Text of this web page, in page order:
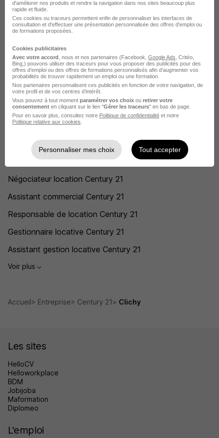
Century 21 Sainte-Maxime
Century 21 Annecy
Century 21 Lisses
Century 21 Rambouillet
Voir plus
Voir toutes les offres par ville chez Century 21
Postuler chez Century 21 par Métier
Conseiller immobilier Century 21
Négociateur location Century 21
Assistant commercial Century 21
Responsable de location Century 21
Gestionnaire locative Century 21
Assistant gestion locative Century 21
Voir plus
Accueil Entreprise Century 21 Clichy
Les sites
HelloCV
Helloworkplace
BDM
Jobijoba
Maformation
Diplomeo
L'emploi
d'améliorer nos produits et rendre la navigation dans nos sites beaucoup plus
rapide et fluide.
Ces cookies ou traceurs permettent enfin de personnaliser les interfaces de
consultation et d'effectuer une présentation personnalisée des offres d'emploi ou
de formations proposées.
Cookies publicitaires
Avec votre accord , nous et nos partenaires (Facebook, Google Ads , Critéo,
Bing,) pouvons utiliser des traceurs pour vous proposer des publicités pour des
offres d’emploi ou des offres de formations personnalisés afin d’augmenter vos
probabilités de trouver rapidement un emploi ou une formation.
Nos partenaires personnalisent ces publicités en fonction de votre navigation, de
votre profil et de vos centres d’intérêt.
Vous pouvez à tout moment paramétrer vos choix ou retirer votre
consentement en cliquant sur le lien "Gérer les traceurs" en bas de page.
Pour en savoir plus, consultez notre Politique de confidentialité et notre
Politique relative aux cookies
Personnaliser mes choix Tout accepter